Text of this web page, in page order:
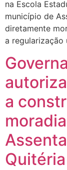
na Escola
município de
diretamente
a
a